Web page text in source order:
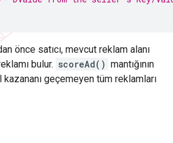
önce satıcı, mevcut reklam alanı
bulur. scoreAd() mantığının
geçemeyen tüm reklamları